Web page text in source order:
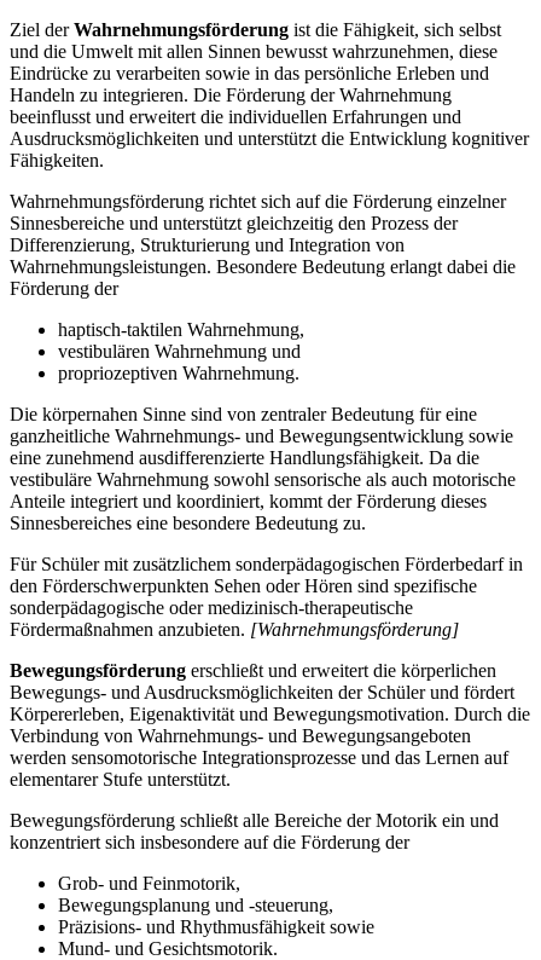
Ziel derWahrnehmungsförderung ist die Fähigkeit, sich selbst
und die Umwelt mit allen Sinnen bewusst wahrzunehmen, diese
Eindrücke zu verarbeiten sowie in das persönliche Erleben und
Handeln zu integrieren. Die Förderung der Wahrnehmung
beeinflusst und erweitert die individuellen Erfahrungen und
Ausdrucksmöglichkeiten und unterstützt die Entwicklung kognitiver
Fähigkeiten.
Wahrnehmungsförderung richtet sich auf die Förderung einzelner
Sinnesbereiche und unterstützt gleichzeitig den Prozess der
Differenzierung, Strukturierung und Integration von
Wahrnehmungsleistungen. Besondere Bedeutung erlangt dabei die
Förderung der
haptisch-taktilen Wahrnehmung,
vestibulären Wahrnehmung und
propriozeptiven Wahrnehmung.
Die körpernahen Sinne sind von zentraler Bedeutung für eine
ganzheitliche Wahrnehmungs- und Bewegungsentwicklung sowie
eine zunehmend ausdifferenzierte Handlungsfähigkeit. Da die
vestibuläre Wahrnehmung sowohl sensorische als auch motorische
Anteile integriert und koordiniert, kommt der Förderung dieses
Sinnesbereiches eine besondere Bedeutung zu.
Für Schüler mit zusätzlichem sonderpädagogischen Förderbedarf in
den Förderschwerpunkten Sehen oder Hören sind spezifische
sonderpädagogische oder medizinisch-therapeutische
Fördermaßnahmen anzubieten. [Wahrnehmungsförderung]
Bewegungsförderung erschließt und erweitert die körperlichen
Bewegungs- und Ausdrucksmöglichkeiten der Schüler und fördert
Körpererleben, Eigenaktivität und Bewegungsmotivation. Durch die
Verbindung von Wahrnehmungs- und Bewegungsangeboten
werden sensomotorische Integrationsprozesse und das Lernen auf
elementarer Stufe unterstützt.
Bewegungsförderung schließt alle Bereiche der Motorik ein und
konzentriert sich insbesondere auf die Förderung der
Grob- und Feinmotorik,
Bewegungsplanung und -steuerung,
Präzisions- und Rhythmusfähigkeit sowie
Mund- und Gesichtsmotorik.